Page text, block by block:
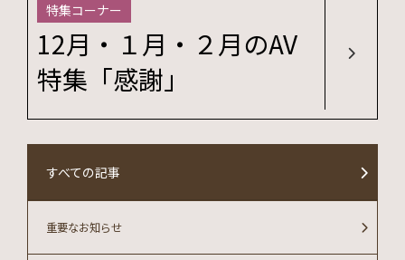
特集コーナー
12月・１月・２月のAV
特集「感謝」
すべての記事
重要なお知らせ